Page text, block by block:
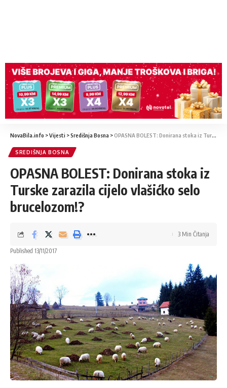
NovaBila.info >Vijesti >Središnja Bosna >OPASNA BOLEST: Donirana stoka iz Turske zarazila cijelo vlašićko selo brucelozom!?
SREDIŠNJA BOSNA
OPASNA BOLEST: Donirana stoka iz
Turske zarazila cijelo vlašićko selo
brucelozom!?
Published 13/11/2017
3 Min Čitanja